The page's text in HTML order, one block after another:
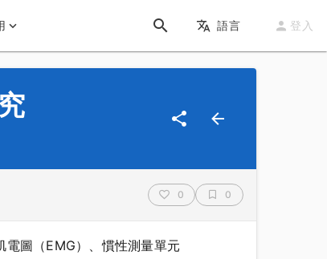
語言 登入
0 0
圖（EMG）、慣性測量單元